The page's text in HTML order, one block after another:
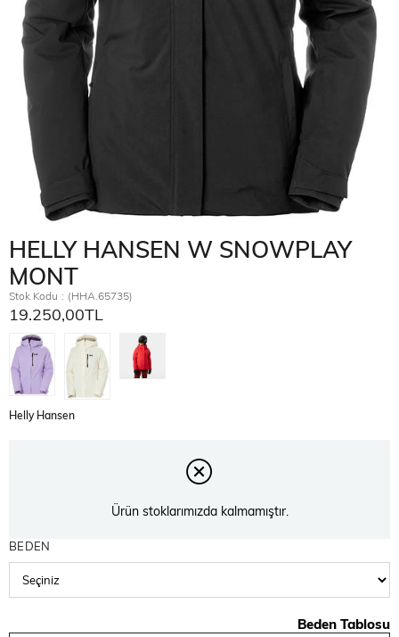
HELLY HANSEN W SNOWPLAY
MONT
Stok Kodu (HHA.65735)
19.250,00TL
Helly Hansen
Ürün stoklarımızda kalmamıştır.
BEDEN
Beden Tablosu